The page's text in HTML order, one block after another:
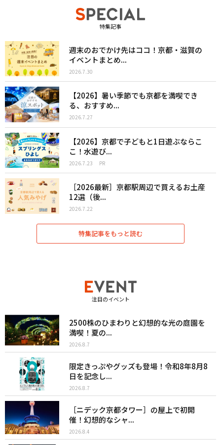
特集記事
週末のおでかけ先はココ！京都・滋賀の
イベントまとめ...
2026.7.30
【2026】暑い季節でも京都を満喫でき
る、おすすめ...
2026.7.27
【2026】京都で子どもと1日遊ぶならこ
こ！水遊び...
2026.7.23 PR
［2026最新］京都駅周辺で買えるお土産
12選（後...
2026.7.22
特集記事をもっと読む
注目のイベント
2500株のひまわりと幻想的な光の庭園を
満喫！夏の...
2026.8.7
限定きっぷやグッズも登場！令和8年8月8
日を記念し...
2026.8.7
［ニデック京都タワー］の屋上で初開
催！幻想的なシャ...
2026.8.4